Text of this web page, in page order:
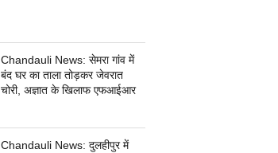
Chandauli News: सेमरा गांव में
बंद घर का ताला तोड़कर जेवरात
चोरी, अज्ञात के खिलाफ एफआईआर
Chandauli News: दुलहीपुर में